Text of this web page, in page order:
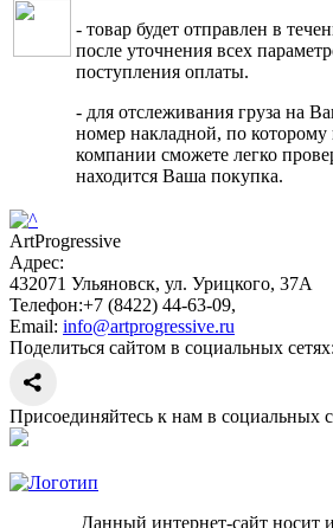
- товар будет отправлен в
после уточнения всех
поступления оплаты.
- для отслеживания груза на
номер накладной, по которому
компании сможете легко
находится Ваша покупка.
ArtProgressive
Адрес:
432071 Ульяновск, ул. Урицкого, 37А
Телефон:+7 (8422) 44-63-09,
Email: info@artprogressive.ru
Поделиться сайтом в социальных сетях:
Присоединяйтесь к нам в социальных
Данный интернет-сайт носит